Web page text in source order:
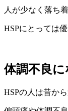
人が少なく落ち
HSPにとっては
体調不良
HSPの人は昔か